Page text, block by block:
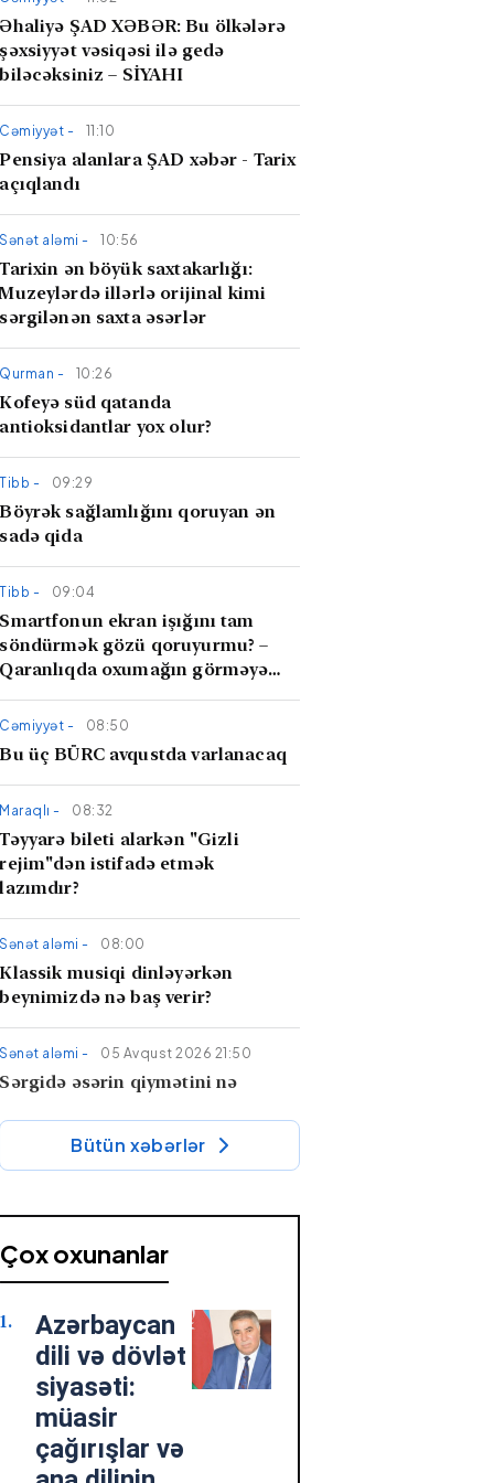
Əhaliyə ŞAD XƏBƏR: Bu ölkələrə
şəxsiyyət vəsiqəsi ilə gedə
biləcəksiniz – SİYAHI
Cəmiyyət - 11:10
Pensiya alanlara ŞAD xəbər - Tarix
açıqlandı
Sənət aləmi - 10:56
​Tarixin ən böyük saxtakarlığı:
Muzeylərdə illərlə orijinal kimi
sərgilənən saxta əsərlər
Qurman - 10:26
​Kofeyə süd qatanda
antioksidantlar yox olur?
Tibb - 09:29
Böyrək sağlamlığını qoruyan ən
sadə qida
Tibb - 09:04
Smartfonun ekran işığını tam
söndürmək gözü qoruyurmu? –
Qaranlıqda oxumağın görməyə
Cəmiyyət - 08:50
Bu üç BÜRC avqustda varlanacaq
Maraqlı - 08:32
Təyyarə bileti alarkən "Gizli
rejim"dən istifadə etmək
lazımdır?
Sənət aləmi - 08:00
Klassik musiqi dinləyərkən
beynimizdə nə baş verir?
Sənət aləmi - 05 Avqust 2026 21:50
Sərgidə əsərin qiymətini nə
qiymətləndirmə formulu
Ac qarına meyvə yemək faydalıdır,
Dişləri fırçalayan kimi ağzı su ilə
yaxalamaq yanlışdır?
Stomatoloqlardan xəbərdarlıq
Cəmiyyət - 05 Avqust 2026 20:16
Metrodan istifadə edənlərə ŞAD
Bütün xəbərlər
Çox oxunanlar
Azərbaycan
dili və dövlət
siyasəti:
müasir
çağırışlar və